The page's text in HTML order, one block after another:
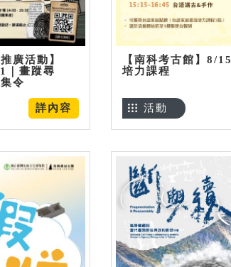
廣活動】
｜畫蹤尋
令
詳內容
【南科考古館】8/
培力課程
活動